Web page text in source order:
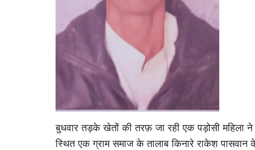
बुधवार तड़के खेतों की तरफ़ जा रही एक पड़ोसी महिला
स्थित एक ग्राम समाज के तालाब किनारे राकेश